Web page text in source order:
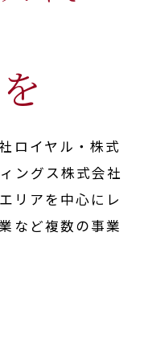
ロイヤル・株式
ングス株式会社
リアを中心にレ
など複数の事業
Royal GroupRoyal GroupRoyal Group